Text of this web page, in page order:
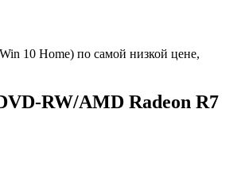
10 Home) по самой низкой цене,
RW/AMD Radeon R7